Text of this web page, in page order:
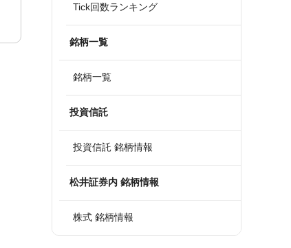
Tick回数ランキング
銘柄一覧
銘柄一覧
投資信託
投資信託 銘柄情報
松井証券内 銘柄情報
株式 銘柄情報